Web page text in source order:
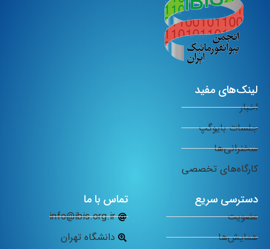
لینک‌های مفید
اخبار
جلسات بایوگپ
سخنرانی‌ها
کارگاه‌های تخصصی
دسترسی سریع
عضویت
همایش‌ها
تماس با ما
info@ibis.org.ir
دانشگاه تهران